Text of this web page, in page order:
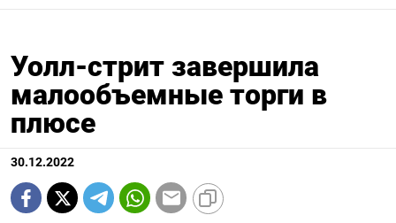
Уолл-стрит завершила
малообъемные торги в
плюсе
30.12.2022